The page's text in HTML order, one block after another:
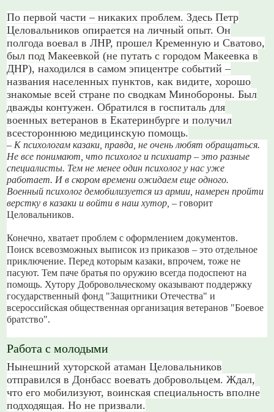
По первой части – никаких проблем. Здесь Петр
Целовальников опирается на личный опыт. Он
полгода воевал в ЛНР, прошел Кременную и Сватово,
был под Макеевкой (не путать с городом Макеевка в
ДНР), находился в самом эпицентре событий –
названия населенных пунктов, как видите, хорошо
знакомые всей стране по сводкам Минобороны. Был
дважды контужен. Обратился в госпиталь для
военных ветеранов в Екатеринбурге и получил
всестороннюю медицинскую помощь.
– К психологам казаки, правда, не очень любят обращаться.
Не все понимают, что психолог и психиатр – это разные
специалисты. Тем не менее один психолог у нас уже
работает. И в скором времени ожидаем еще одного.
Военный психолог демобилизуется из армии, намерен пройти
верстку в казаки и войти в наш хутор, – говорит
Целовальников.
Конечно, хватает проблем с оформлением документов.
Поиск всевозможных выписок из приказов – это отдельное
приключение. Перед которым казаки, впрочем, тоже не
пасуют. Тем паче братья по оружию всегда подоспеют на
помощь. Хутору Добровольческому оказывают поддержку
государственный фонд "Защитники Отечества" и
всероссийская общественная организация ветеранов "Боевое
братство".
Работа с молодыми
Нынешний хуторской атаман Целовальников
отправился в Донбасс воевать добровольцем. Ждал,
что его мобилизуют, воинская специальность вполне
подходящая. Но не призвали.